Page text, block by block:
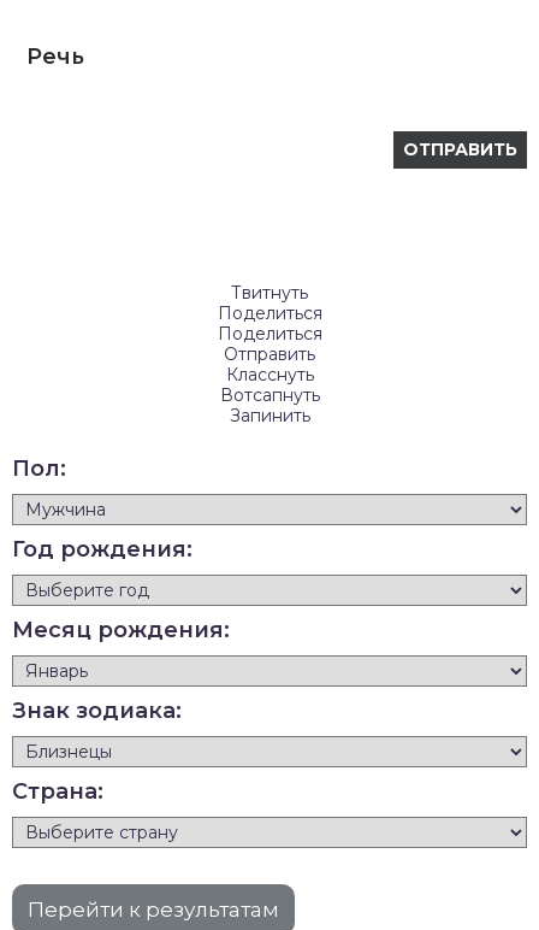
Речь
Твитнуть
Поделиться
Поделиться
Отправить
Класснуть
Вотсапнуть
Запинить
Пол:
Год рождения:
Месяц рождения:
Знак зодиака:
Страна: